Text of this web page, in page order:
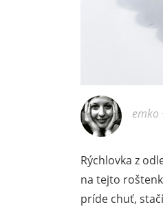
emko
Rýchlovka z
na tejto
príde chuť,